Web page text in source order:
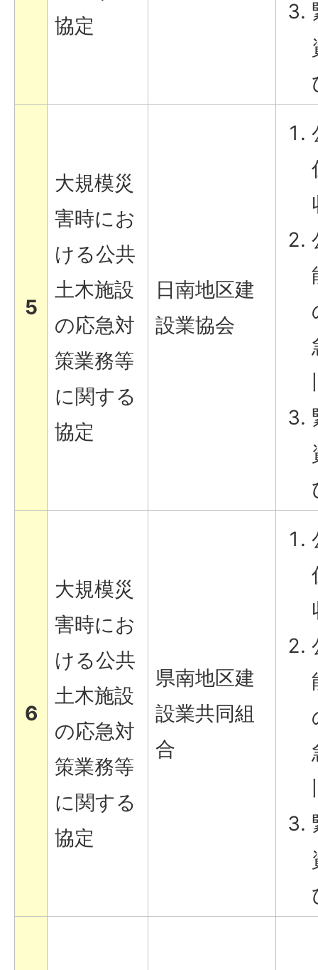
協定
5
大規模災
害時にお
ける公共
土木施設
の応急対
策業務等
に関する
協定
日南地区建
設業協会
6
大規模災
害時にお
ける公共
土木施設
の応急対
策業務等
に関する
協定
県南地区建
設業共同組
合